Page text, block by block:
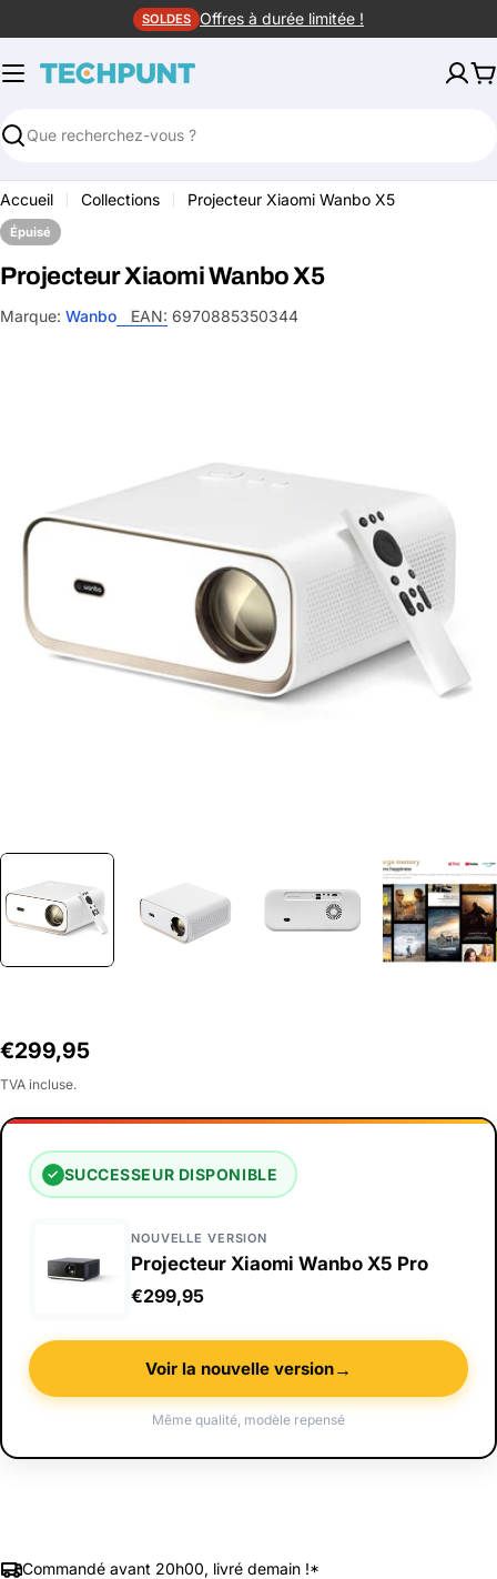
au
contenu
SOLDES Offres à durée limitée !
Rechercher
Accueil Collections Projecteur Xiaomi Wanbo X5
le média 0 dans une fenêtre
Plus jamais disponible
Découvrez nos alternatives
Épuisé
Projecteur Xiaomi Wanbo X5
Marque: Wanbo EAN: 6970885350344
Prix
habituel
€299,95
TVA incluse.
✓ SUCCESSEUR DISPONIBLE
NOUVELLE VERSION
Projecteur Xiaomi Wanbo X5 Pro
€299,95
Voir la nouvelle version→
Même qualité, modèle repensé
Commandé avant 20h00, livré demain !*